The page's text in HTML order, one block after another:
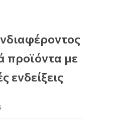
προϊόντα με
ενδείξεις